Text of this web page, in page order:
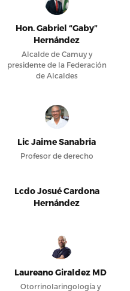
Hon. Gabriel “Gaby”
Hernández
Alcalde de Camuy y
presidente de la Federación
de Alcaldes
Lic Jaime Sanabria
Profesor de derecho
Lcdo Josué Cardona
Hernández
Laureano Giraldez MD
Otorrinolaringología y